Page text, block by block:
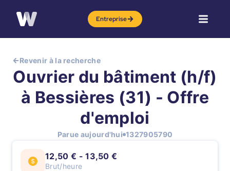
Entreprise
Revenir à la recherche
Ouvrier du bâtiment (h/f)
à Bessières (31) - Offre
d'emploi
Parue aujourd'hui 1327905790
12,50 € - 13,50 €
Brut/heure